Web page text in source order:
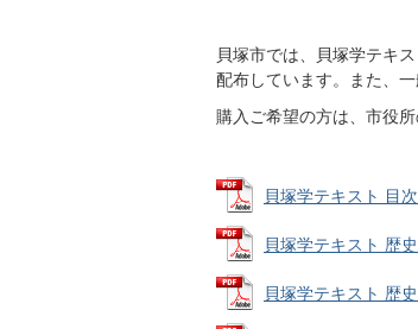
貝塚市では、貝塚学テキ
配布しています。また、
購入ご希望の方は、市役
貝塚学テキスト 目
貝塚学テキスト 歴
貝塚学テキスト 歴